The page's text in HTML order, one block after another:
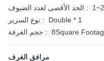
الحد الأقصى لعدد الضيوف :
نوع السرير :
Double * 1
حجم الغرفة : 8Square
مرافق الغرف